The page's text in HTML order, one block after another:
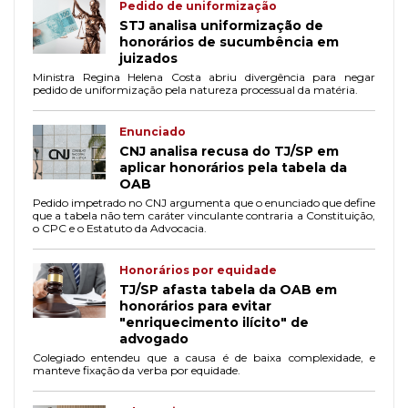
Pedido de uniformização
STJ analisa uniformização de
honorários de sucumbência em
juizados
Ministra Regina Helena Costa abriu divergência para negar
pedido de uniformização pela natureza processual da matéria.
Enunciado
CNJ analisa recusa do TJ/SP em
aplicar honorários pela tabela da
OAB
Pedido impetrado no CNJ argumenta que o enunciado que define
que a tabela não tem caráter vinculante contraria a Constituição,
o CPC e o Estatuto da Advocacia.
Honorários por equidade
TJ/SP afasta tabela da OAB em
honorários para evitar
"enriquecimento ilícito" de
advogado
Colegiado entendeu que a causa é de baixa complexidade, e
manteve fixação da verba por equidade.